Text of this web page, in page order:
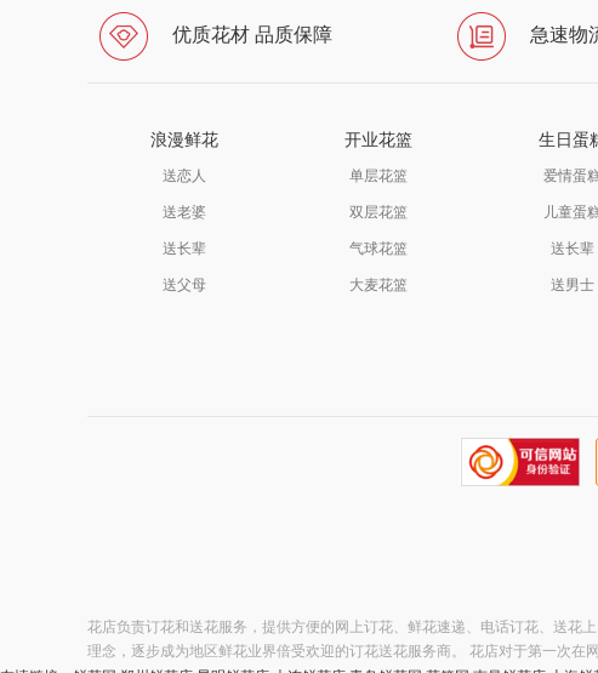
优质花材 品质保障 急速物
浪漫鲜花
送恋人
送老婆
送长辈
送父母
开业花篮
单层花篮
双层花篮
气球花篮
大麦花篮
生日蛋
爱情蛋
儿童蛋
送长辈
送男士
花店负责订花和送花服务，提供方便的网上订花、鲜花速递、电话订花、送花
理念，逐步成为地区鲜花业界倍受欢迎的订花送花服务商。 花店对于第一次